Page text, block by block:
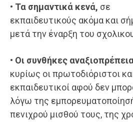
• Τα σημαντικά κενά, σε
εκπαιδευτικούς ακόμα και
μετά την έναρξη του
• Οι συνθήκες
κυρίως οι πρωτοδιόριστοι
εκπαιδευτικοί αφού δεν
λόγω της
πενιχρού μισθού τους, της